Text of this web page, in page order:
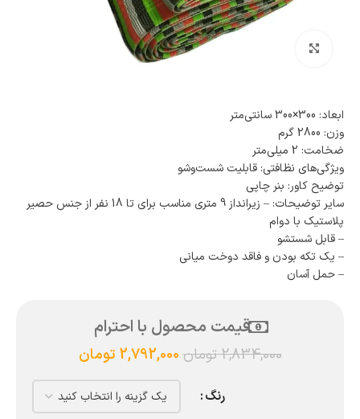
ابعاد: 300×300 سانتی‌متر
وزن: 2800 گرم
ضخامت: 2 میلی‌متر
ویژگی‌های نظافتی: قابلیت شست‌وشو
توضیح کاور: بنر چاپی
سایر توضیحات: – زیرانداز 9 متری مناسب برای تا 18 نفر از جنس حصیر
پلاستیک با دوام
– قابل شستشو
– یک تکه بودن و فاقد دوخت میانی
– حمل آسان
قیمت محصول با احترام
2,834,000تومان 2,792,000 تومان
رنگ